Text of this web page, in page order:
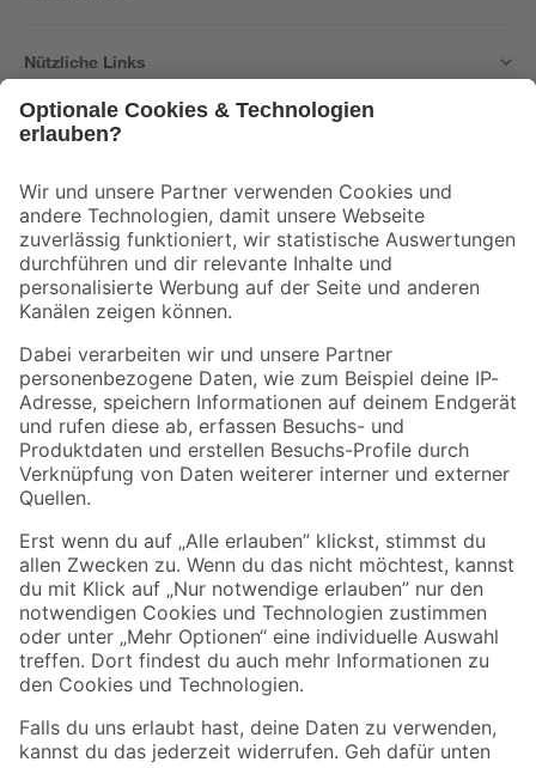
Nützliche Links
Der toom Newsletter: Keine Angebote und Aktionen mehr verpassen!
Zur Newsletter Anmeldung
Folge uns
Zahlungsarten Versandarten
Sicher einkaufen
Jetzt die toom-App herunterladen
Alle Preisangaben in EUR inkl. gesetzl. MwSt.. Die dargestellten Angebote sind unter